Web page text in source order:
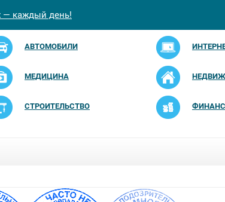
— каждый день!
АВТОМОБИЛИ
МЕДИЦИНА
СТРОИТЕЛЬСТВО